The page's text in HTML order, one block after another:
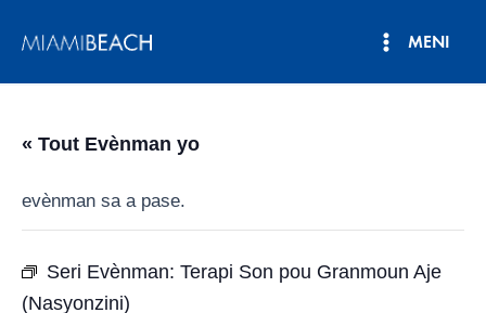
nan
MENI
« Tout Evènman yo
evènman sa a pase.
Seri Evènman: Terapi Son pou Granmoun Aje
(Nasyonzini)